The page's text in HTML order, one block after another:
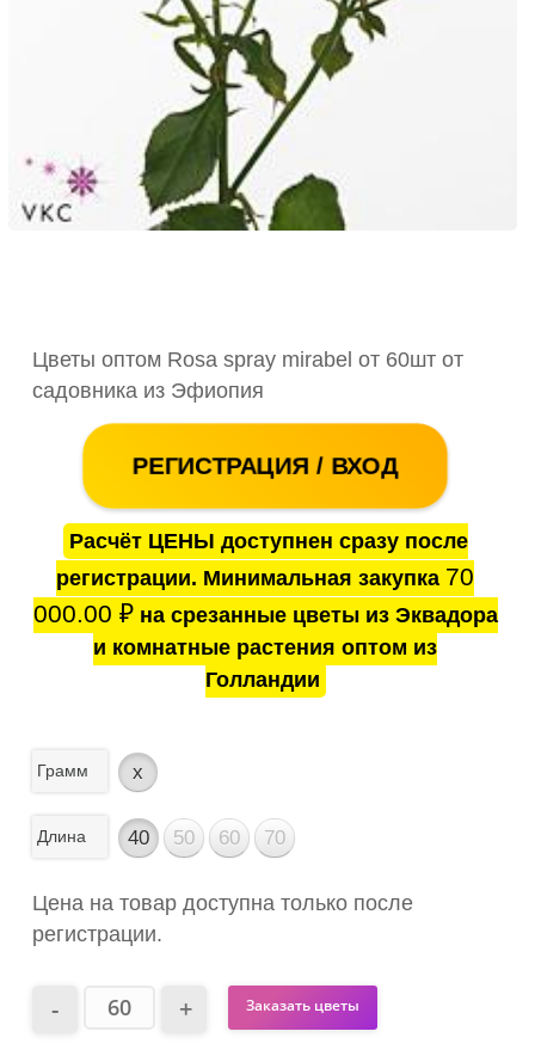
Цветы оптом Rosa spray mirabel от 60шт от
садовника из Эфиопия
РЕГИСТРАЦИЯ / ВХОД
Расчёт ЦЕНЫ доступнен сразу после
регистрации. Минимальная закупка 70
000.00 ₽на срезанные цветы из Эквадора
и комнатные растения оптом из
Голландии
Грамм x
Длина 40 50 60 70
Цена на товар доступна только после
регистрации.
Заказать цветы